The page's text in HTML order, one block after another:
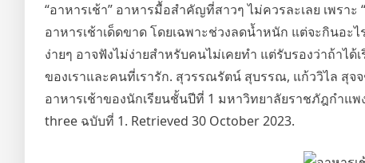
“อาหารเช้า” อาหารมื้อสำคัญที่สาวๆ ไม่ควรละเลย เพร
อาหารเช้าเด็ดขาด โดยเฉพาะช่วงลดน้ำหนัก แต่จะกินอ
ง่ายๆ อาจฟังไม่ง่ายสำหรับคนไม่เคยทำ แต่รับรองว่าถ้า
ของเราและคนที่เรารัก. สุวรรณรัตน์ สุบรรณ, แก้ววิไล สุ
อาหารเช้าของนักเรียนชั้นปีที่ 1 มหาวิทยาลัยราชภัฎกำแ
three ฉบับที่ 1. Retrieved 30 October 2023.